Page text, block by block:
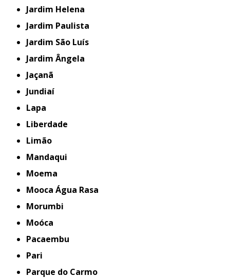
Jardim Helena
Jardim Paulista
Jardim São Luís
Jardim Ângela
Jaçanã
Jundiaí
Lapa
Liberdade
Limão
Mandaqui
Moema
Mooca Água Rasa
Morumbi
Moóca
Pacaembu
Pari
Parque do Carmo